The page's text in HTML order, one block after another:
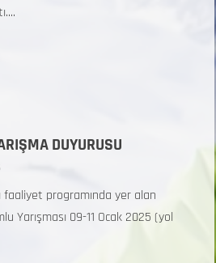
DUYURUSU
faaliyet programında yer alan
Yarışması 09-11 Ocak 2025 (yol